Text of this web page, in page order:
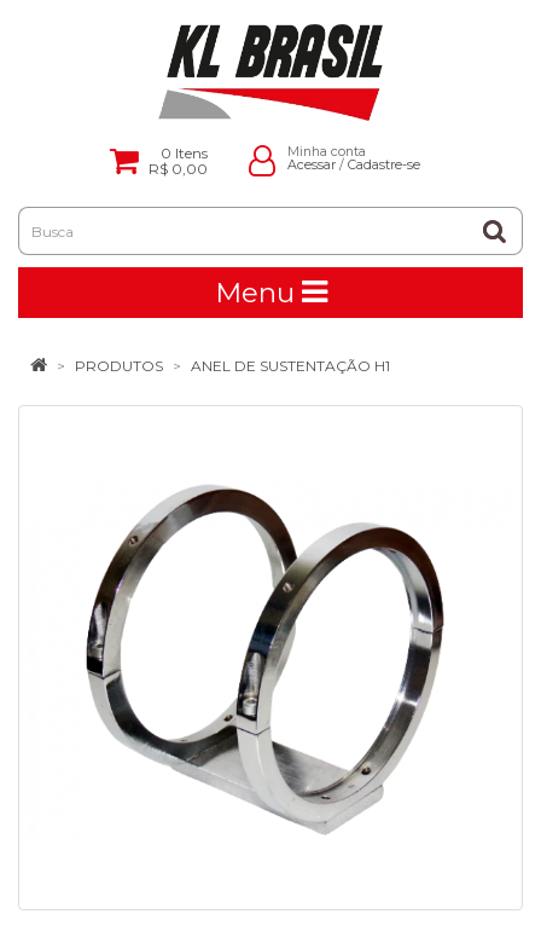
0 Itens
R$ 0,00
Minha conta
Acessar/ Cadastre-se
Menu
PRODUTOS ANEL DE SUSTENTAÇÃO H1